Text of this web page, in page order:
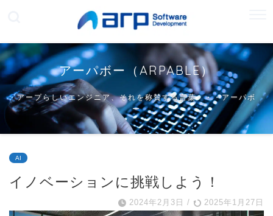
アーパボー（ARPABLE）
アープらしいエンジニア、それを称賛する言葉・・・アーパボ
ー
AI
イノベーションに挑戦しよう！
2024年2月3日 / 2025年1月27日